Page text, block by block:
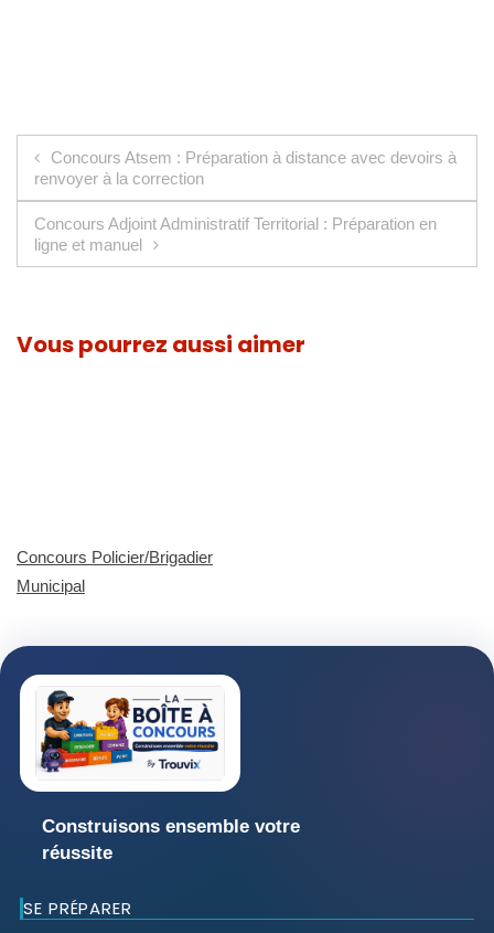
Navigation de l’article
Concours Atsem : Préparation à distance avec devoirs à
renvoyer à la correction
Concours Adjoint Administratif Territorial : Préparation en
ligne et manuel
Vous pourrez aussi aimer
Concours Policier/Brigadier
Municipal
Construisons ensemble votre
réussite
SE PRÉPARER